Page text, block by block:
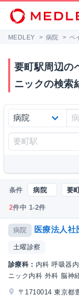
MEDLEY > 病院 > ペ
要町駅周辺の
ニックの検索
条件 病院 要
2件中 1-2件
病院 医療法人
土曜診察
診療科： 内科 呼吸器
ニック内科 外科 脳神
〒1710014 東京都